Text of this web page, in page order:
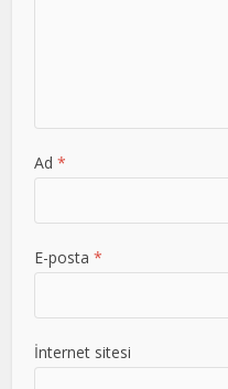
Ad*
E-posta*
İnternet sitesi